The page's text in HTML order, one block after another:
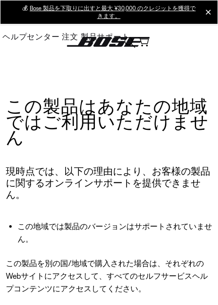
Main
💰 Bose 製品を下取りに出すと最大 ¥30,000 のクレジットを獲得で
きます。
ヘルプセンター 注文 製品サポート
この製品はあなたの地域
ではご利用いただけませ
ん
現時点では、以下の理由により、お客様の製品
に関するオンラインサポートを提供できませ
ん。
この地域では製品のバージョンはサポートされていませ
ん。
この製品を別の国/地域で購入された場合は、それぞれの
Webサイトにアクセスして、すべてのセルフサービスヘル
プコンテンツにアクセスしてください。